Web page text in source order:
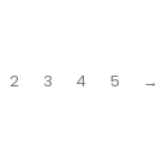
2 3 4 5 →